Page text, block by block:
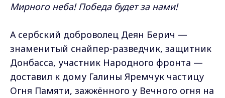
Мирного неба! Победа будет за нами!
А сербский доброволец Деян Берич —
знаменитый снайпер-разведчик, защитник
Донбасса, участник Народного фронта —
доставил к дому Галины Яремчук частицу
Огня Памяти, зажжённого у Вечного огня на